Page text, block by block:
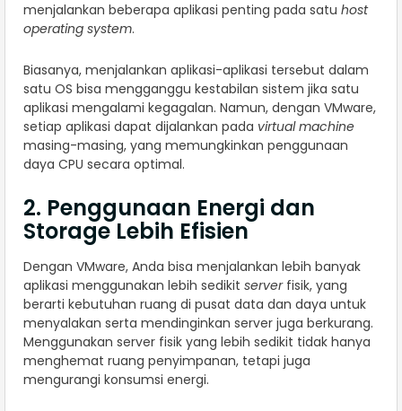
menjalankan beberapa aplikasi penting pada satu host
operating system.
Biasanya, menjalankan aplikasi-aplikasi tersebut dalam
satu OS bisa mengganggu kestabilan sistem jika satu
aplikasi mengalami kegagalan. Namun, dengan VMware,
setiap aplikasi dapat dijalankan pada virtual machine
masing-masing, yang memungkinkan penggunaan
daya CPU secara optimal.
2. Penggunaan Energi dan
Storage Lebih Efisien
Dengan VMware, Anda bisa menjalankan lebih banyak
aplikasi menggunakan lebih sedikit serverfisik, yang
berarti kebutuhan ruang di pusat data dan daya untuk
menyalakan serta mendinginkan server juga berkurang.
Menggunakan server fisik yang lebih sedikit tidak hanya
menghemat ruang penyimpanan, tetapi juga
mengurangi konsumsi energi.